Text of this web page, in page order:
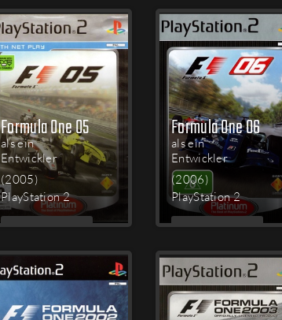
Formula One 05
als ein
Entwickler
(2005)
PlayStation 2
MEHR
Formula One 06
als ein
Entwickler
(2006)
PlayStation 2
MEHR